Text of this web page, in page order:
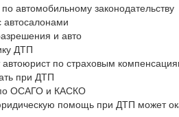
автомобильному законодательству
и авто
ДТП
автоюрист по страховым
при ДТП
ОСАГО и КАСКО
помощь при ДТП может